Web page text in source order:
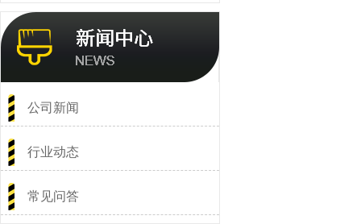
公司新闻
行业动态
常见问答